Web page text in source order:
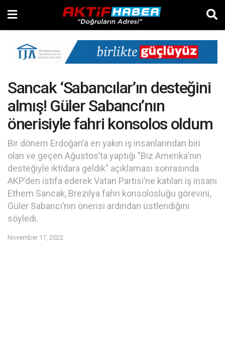
Sancak ‘Sabancılar’ın desteğini
almış! Güler Sabancı’nın
önerisiyle fahri konsolos oldum
Bir dönem Erdoğan’a en yakın iş insanlarından biri
olan ve geçen Ağustos’ta yaptığı "Biz Amerika'nın
desteğiyle iktidara geldik" açıklaması sonrasında
AKP’den istifa ederek Vatan Partisi’ne katılan iş insanı
Ethem Sancak, Brezilya fahri konsolosluğu görevini,
Güler Sabancı’nın önerisi ardından üstlendiğini
söyledi.
November 17, 2022